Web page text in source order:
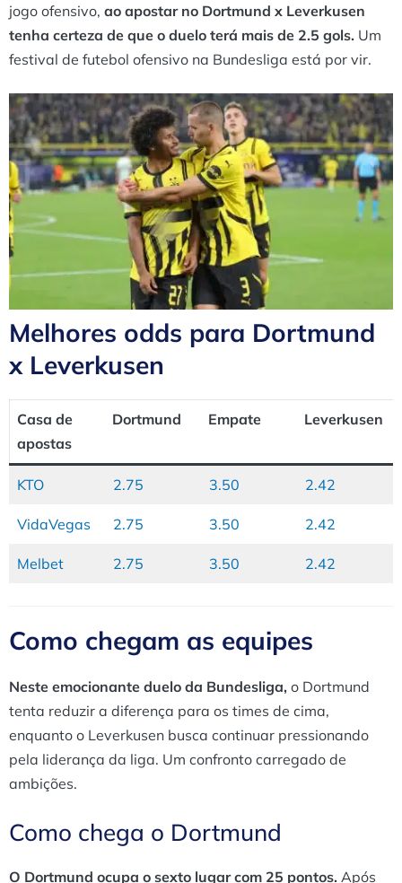
jogo ofensivo, ao apostar no Dortmund x Leverkusen
tenha certeza de que o duelo terá mais de 2.5 gols. Um
festival de futebol ofensivo na Bundesliga está por vir.
Melhores odds para Dortmund
x Leverkusen
Casa de
apostas
Dortmund Empate Leverkusen
KTO 2.75 3.50 2.42
VidaVegas 2.75 3.50 2.42
Melbet 2.75 3.50 2.42
Como chegam as equipes
Neste emocionante duelo da Bundesliga, o Dortmund
tenta reduzir a diferença para os times de cima,
enquanto o Leverkusen busca continuar pressionando
pela liderança da liga. Um confronto carregado de
ambições.
Como chega o Dortmund
O Dortmund ocupa o sexto lugar com 25 pontos. Após